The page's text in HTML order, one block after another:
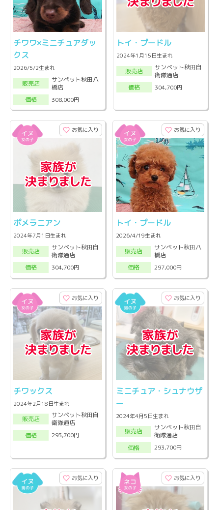
チワワ×ミニチュアダッ
クス
2026/5/2生まれ
販売店
サンペット秋田八
橋店
価格
308,000円
トイ・プードル
2024年1月15日生まれ
販売店
サンペット秋田自
衛隊通店
価格
304,700円
お気に入り
ポメラニアン
2024年7月1日生まれ
販売店
サンペット秋田自
衛隊通店
価格
304,700円
お気に入り
トイ・プードル
2026/4/19生まれ
販売店
サンペット秋田八
橋店
価格
297,000円
お気に入り
チワックス
2024年2月18日生まれ
販売店
サンペット秋田自
衛隊通店
価格
293,700円
お気に入り
ミニチュア・シュナウザ
ー
2024年4月5日生まれ
販売店
サンペット秋田自
衛隊通店
価格
293,700円
お気に入り お気に入り